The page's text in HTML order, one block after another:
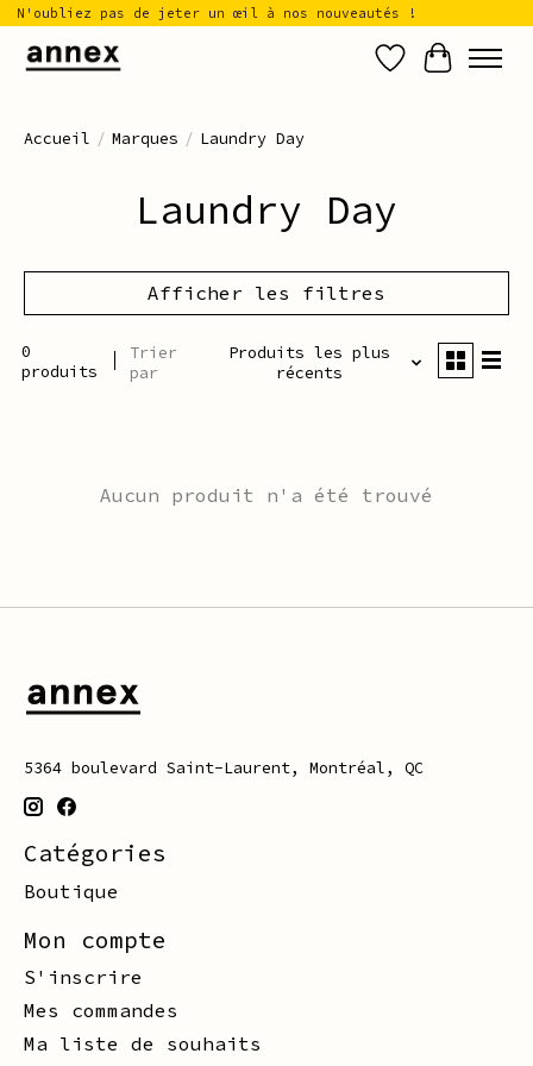
N'oubliez pas de jeter un œil à nos nouveautés !
Liste de
Panier
Accueil / Marques / Laundry Day
Laundry Day
Afficher les filtres
0
produits
Trier
par
Produits les plus
récents
Aucun produit n'a été trouvé
5364 boulevard Saint-Laurent, Montréal, QC
Catégories
Boutique
Mon compte
S'inscrire
Mes commandes
Ma liste de souhaits